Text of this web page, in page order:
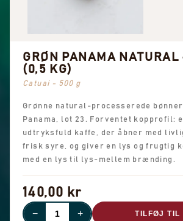
GRØN PANAMA NATURAL
(0,5 KG)
Catuai - 500 g
Grønne natural-processerede
Panama, lot 23. Forventet kopprofil:
udtryksfuld kaffe, der åbner med
frisk syre, og giver en lys og frugtig
med en lys til lys-mellem brænding.
140,00 kr
− + TILFØJ TIL